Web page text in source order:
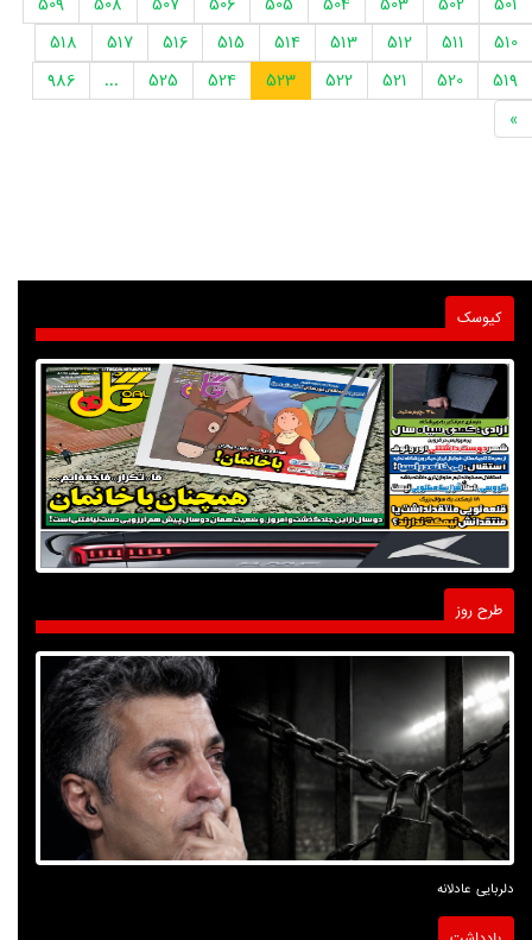
510
511
512
513
514
515
516
517
518
519
520
521
522
523
524
525
...
986
»
کیوسک
طرح روز
دلربایی عادلانه